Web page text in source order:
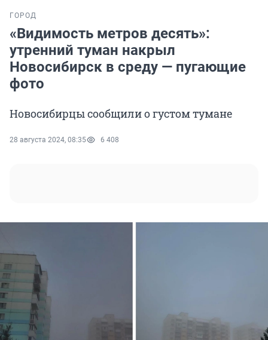
ГОРОД
«Видимость метров десять»:
утренний туман накрыл
Новосибирск в среду — пугающие
фото
Новосибирцы сообщили о густом тумане
28 августа 2024, 08:35 6 408